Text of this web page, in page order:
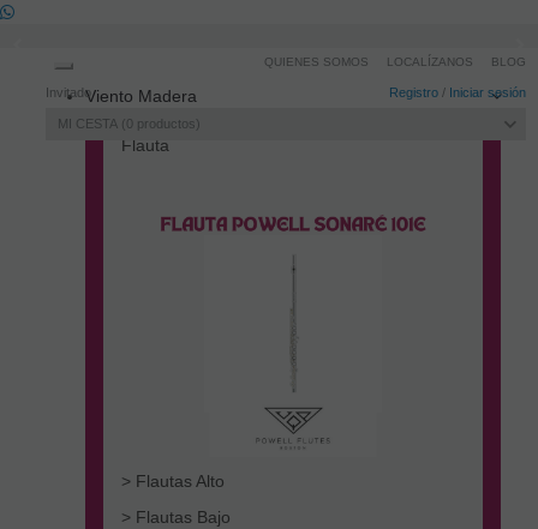
Invitado Registro / Iniciar sesión
MI CESTA 0 productos
QUIENES SOMOS LOCALÍZANOS BLOG
navigation
Viento Madera
Flauta
> Flautas Alto
> Flautas Bajo